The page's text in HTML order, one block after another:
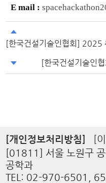
E mail :
[한국건설기술인협회] 2025
[한국건설기술인
[개인정보처리방침]
[
[01811] 서울 노원구
공학과
TEL: 02-970-6501,